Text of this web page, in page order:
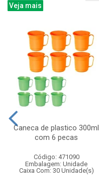
Veja mais
Caneca de plastico 300ml
com 6 pecas
Código: 471090
Embalagem: Unidade
Caixa Com: 30 Unidade(s)